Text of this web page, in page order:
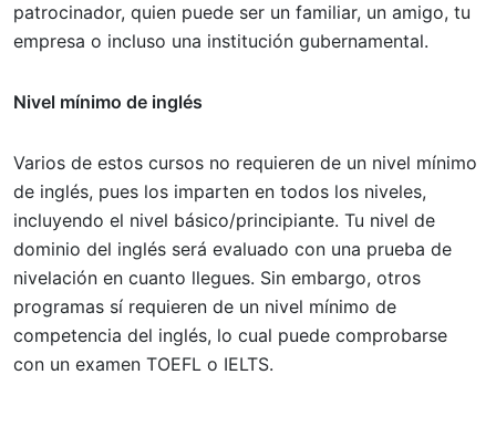
patrocinador, quien puede ser un familiar, un amigo, tu
empresa o incluso una institución gubernamental.
Nivel mínimo de inglés
Varios de estos cursos no requieren de un nivel mínimo
de inglés, pues los imparten en todos los niveles,
incluyendo el nivel básico/principiante. Tu nivel de
dominio del inglés será evaluado con una prueba de
nivelación en cuanto llegues. Sin embargo, otros
programas sí requieren de un nivel mínimo de
competencia del inglés, lo cual puede comprobarse
con un examen TOEFL o IELTS.